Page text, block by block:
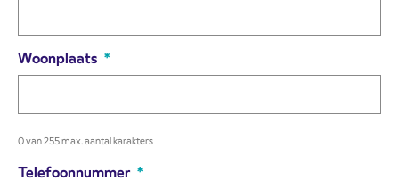
Woonplaats *
0 van 255 max. aantal karakters
Telefoonnummer *